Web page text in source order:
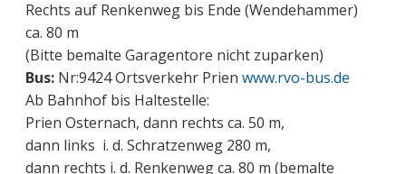
Rechts auf Renkenweg bis Ende (Wendehammer)
ca. 80 m
(Bitte bemalte Garagentore nicht zuparken)
Bus:Nr:9424 Ortsverkehr Prien www.rvo-bus.de
Ab Bahnhof bis Haltestelle:
Prien Osternach, dann rechts ca. 50 m,
dann links i. d. Schratzenweg 280 m,
dann rechts i. d. Renkenweg ca. 80 m (bemalte